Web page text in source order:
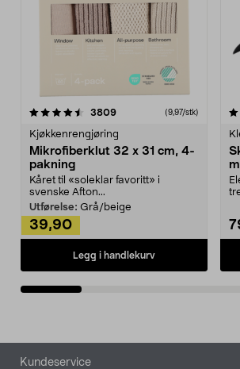
3809anmeldelser(9,97/stk)
Kjøkkenrengjøring
Mikrofiberklut 32 x 31 cm, 4-
pakning
Kåret til «soleklar favoritt» i
svenske Afton...
Utførelse: Grå/beige
39,90
Legg i handlekurv
4.5av 5 stjerner
Bunntekst
Kundeservice